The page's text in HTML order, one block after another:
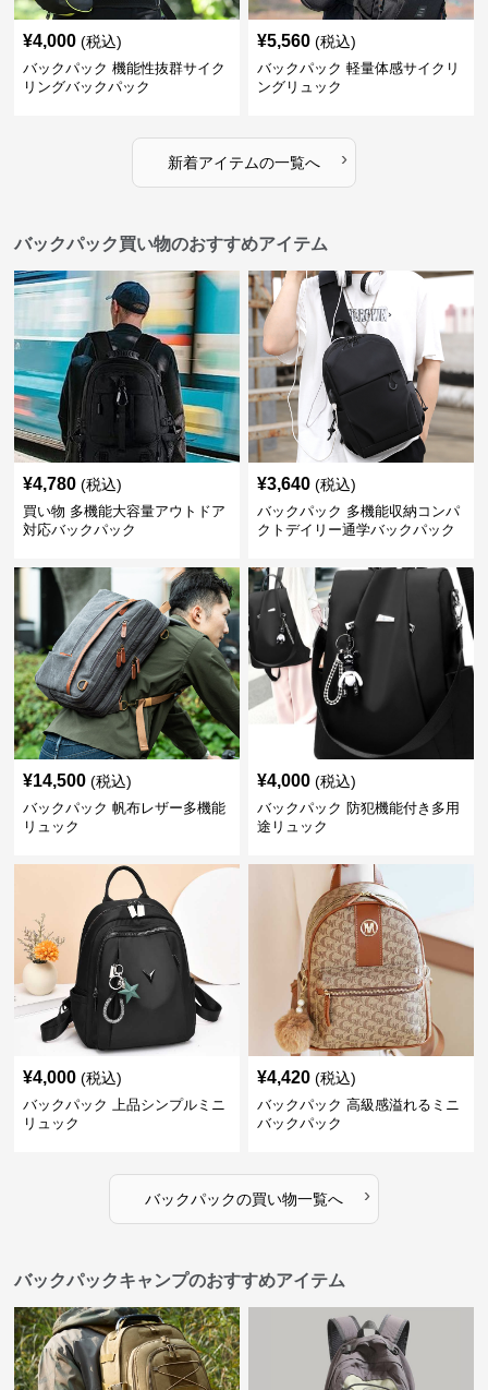
¥4,000 (税込)
バックパック 機能性抜群サイク
リングバックパック
¥5,560 (税込)
バックパック 軽量体感サイクリ
ングリュック
新着アイテムの一覧へ ›
バックパック買い物のおすすめアイテム
¥4,780 (税込)
買い物 多機能大容量アウトドア
対応バックパック
¥3,640 (税込)
バックパック 多機能収納コンパ
クトデイリー通学バックパック
¥14,500 (税込)
バックパック 帆布レザー多機能
リュック
¥4,000 (税込)
バックパック 防犯機能付き多用
途リュック
¥4,000 (税込)
バックパック 上品シンプルミニ
リュック
¥4,420 (税込)
バックパック 高級感溢れるミニ
バックパック
バックパックの買い物一覧へ ›
バックパックキャンプのおすすめアイテム